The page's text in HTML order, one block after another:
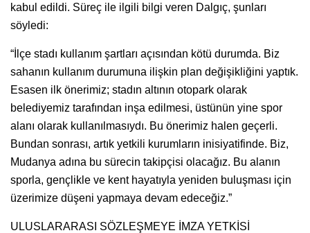
kabul edildi. Süreç ile ilgili bilgi veren Dalgıç, şunları
söyledi:
“İlçe stadı kullanım şartları açısından kötü durumda. Biz
sahanın kullanım durumuna ilişkin plan değişikliğini yaptık.
Esasen ilk önerimiz; stadın altının otopark olarak
belediyemiz tarafından inşa edilmesi, üstünün yine spor
alanı olarak kullanılmasıydı. Bu önerimiz halen geçerli.
Bundan sonrası, artık yetkili kurumların inisiyatifinde. Biz,
Mudanya adına bu sürecin takipçisi olacağız. Bu alanın
sporla, gençlikle ve kent hayatıyla yeniden buluşması için
üzerimize düşeni yapmaya devam edeceğiz.”
ULUSLARARASI SÖZLEŞMEYE İMZA YETKİSİ